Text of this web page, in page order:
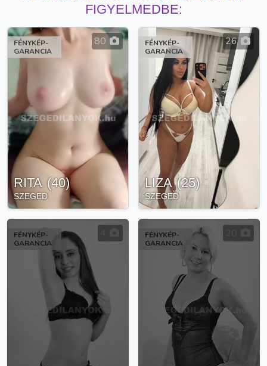
FIGYELMEDBE:
FÉNYKÉP-
GARANCIA
80
RITA (40)
SZEGED
FÉNYKÉP-
GARANCIA
26
LIZA (25)
SZEGED
FÉNYKÉP-
GARANCIA
FÉNYKÉP-
GARANCIA